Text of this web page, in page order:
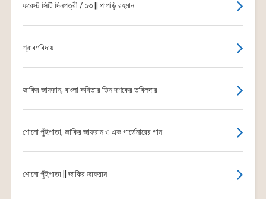
ফরেস্ট সিটি দিনপত্রী / ১৩ || পাপড়ি রহমান
শ্রাবণবিদায়
জাকির জাফরান, বাংলা কবিতার তিন দশকের তবিলদার
শোনো পুঁইপাতা, জাকির জাফরান ও এক গার্ডেনারের গান
শোনো পুঁইপাতা || জাকির জাফরান